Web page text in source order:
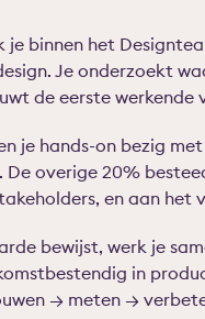
je binnen het
Je onderzoekt
de eerste werkende
je hands-on bezig
De overige 20%
en aan het
bewijst, werk je
in
→ meten →